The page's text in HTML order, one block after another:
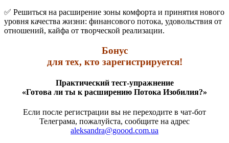
✅ Решиться на расширение зоны комфорта и принятия нового
уровня качества жизни: финансового потока, удовольствия от
отношений, кайфа от творческой реализации.
Бонус
для тех, кто зарегистрируется!
Практический тест-упражнение
«Готова ли ты к расширению Потока Изобилия?»
Если после регистрации вы не переходите в чат-бот
Телеграма, пожалуйста, сообщите на адрес
aleksandra@goood.com.ua